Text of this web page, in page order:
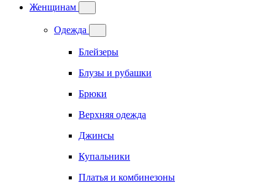
Женщинам
Одежда
Блейзеры
Блузы и рубашки
Брюки
Верхняя одежда
Джинсы
Купальники
Платья и комбинезоны